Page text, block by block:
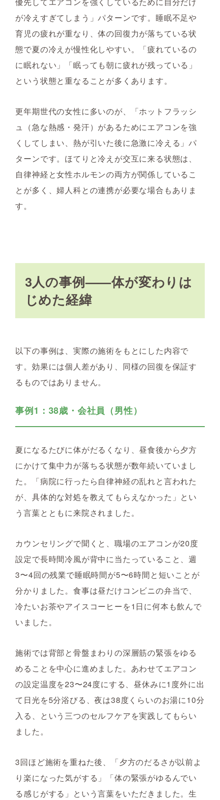
が冷えすぎてしまう」パターンです。睡眠不足や
育児の疲れが重なり、体の回復力が落ちている状
態で夏の冷えが慢性化しやすい。「疲れているの
に眠れない」「眠っても朝に疲れが残っている」
という状態と重なることが多くあります。
更年期世代の女性に多いのが、「ホットフラッシ
ュ（急な熱感・発汗）があるためにエアコンを強
くしてしまい、熱が引いた後に急激に冷える」パ
ターンです。ほてりと冷えが交互に来る状態は、
自律神経と女性ホルモンの両方が関係しているこ
とが多く、婦人科との連携が必要な場合もありま
す。
3人の事例——体が変わりは
じめた経緯
以下の事例は、実際の施術をもとにした内容で
す。効果には個人差があり、同様の回復を保証す
るものではありません。
事例1：38歳・会社員（男性）
夏になるたびに体がだるくなり、昼食後から夕方
にかけて集中力が落ちる状態が数年続いていまし
た。「病院に行ったら自律神経の乱れと言われた
が、具体的な対処を教えてもらえなかった」とい
う言葉とともに来院されました。
カウンセリングで聞くと、職場のエアコンが20度
設定で長時間冷風が背中に当たっていること、週
3〜4回の残業で睡眠時間が5〜6時間と短いことが
分かりました。食事は昼だけコンビニの弁当で、
冷たいお茶やアイスコーヒーを1日に何本も飲んで
いました。
施術では背部と骨盤まわりの深層筋の緊張をゆる
めることを中心に進めました。あわせてエアコン
の設定温度を23〜24度にする、昼休みに1度外に出
て日光を5分浴びる、夜は38度くらいのお湯に10分
入る、という三つのセルフケアを実践してもらい
ました。
3回ほど施術を重ねた後、「夕方のだるさが以前よ
り楽になった気がする」「体の緊張がゆるんでい
る感じがする」という言葉をいただきました。生